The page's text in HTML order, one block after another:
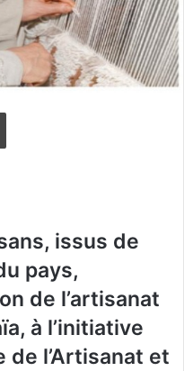
issus de
pays,
de l’artisanat
à l’initiative
de l’Artisanat et